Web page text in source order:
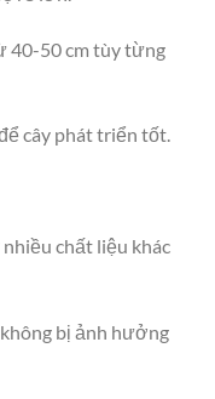
40-50 cm tùy từng
cây phát triển tốt.
chất liệu khác
bị ảnh hưởng